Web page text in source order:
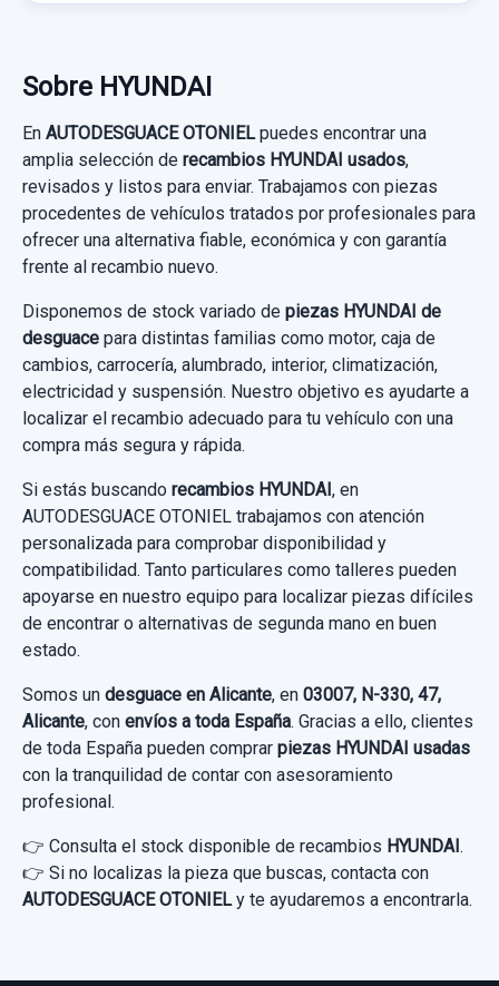
Garantía 1 año
Ref:926687 OEM: 81410C8020
19,00 €
Sin IVA, gastos de envío no incluidos.
ELEVALUNAS TRASERO IZQUIERDO
82450C7000 2 CABLES 83401C7010
usado.
HYUNDAI I20 TREND BLUE
SERVOFRENO 58500C8200
SERVOFRENO 58500C8200 usado.
HYUNDAI I20 TREND BLUE
Ref:926672 OEM:58500C8200
55,36 €
Sin IVA, gastos de envío no incluidos.
Sobre HYUNDAI
En AUTODESGUACE OTONIELpuedes encontrar una
amplia selección de recambios HYUNDAI usados,
revisados y listos para enviar. Trabajamos con piezas
procedentes de vehículos tratados por profesionales para
ofrecer una alternativa fiable, económica y con garantía
frente al recambio nuevo.
Disponemos de stock variado de piezas HYUNDAI de
desguace para distintas familias como motor, caja de
cambios, carrocería, alumbrado, interior, climatización,
electricidad y suspensión. Nuestro objetivo es ayudarte a
localizar el recambio adecuado para tu vehículo con una
compra más segura y rápida.
Si estás buscando recambios HYUNDAI, en
AUTODESGUACE OTONIEL trabajamos con atención
personalizada para comprobar disponibilidad y
compatibilidad. Tanto particulares como talleres pueden
apoyarse en nuestro equipo para localizar piezas difíciles
de encontrar o alternativas de segunda mano en buen
estado.
Somos un desguace en Alicante, en 03007, N-330, 47,
Alicante, con envíos a toda España. Gracias a ello, clientes
de toda España pueden comprar piezas HYUNDAI usadas
con la tranquilidad de contar con asesoramiento
profesional.
👉 Consulta el stock disponible de recambios HYUNDAI.
👉 Si no localizas la pieza que buscas, contacta con
AUTODESGUACE OTONIELy te ayudaremos a encontrarla.